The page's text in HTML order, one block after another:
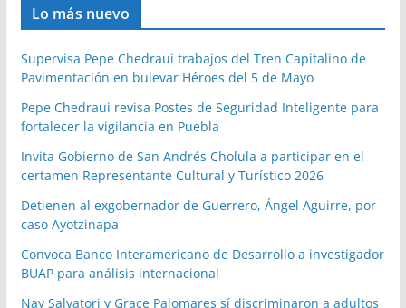
Lo más nuevo
Supervisa Pepe Chedraui trabajos del Tren Capitalino de
Pavimentación en bulevar Héroes del 5 de Mayo
Pepe Chedraui revisa Postes de Seguridad Inteligente para
fortalecer la vigilancia en Puebla
Invita Gobierno de San Andrés Cholula a participar en el
certamen Representante Cultural y Turístico 2026
Detienen al exgobernador de Guerrero, Ángel Aguirre, por
caso Ayotzinapa
Convoca Banco Interamericano de Desarrollo a investigador
BUAP para análisis internacional
Nay Salvatori y Grace Palomares sí discriminaron a adultos